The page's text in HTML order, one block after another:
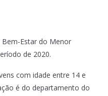
Bem-Estar do Menor
de 2020.
com idade entre 14 e
é do departamento do